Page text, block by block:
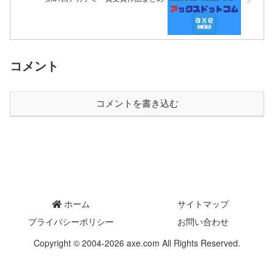
コメント
コメントを書き込む
ホーム
サイトマップ
プライバシーポリシー
お問い合わせ
Copyright © 2004-2026 axe.com All Rights Reserved.